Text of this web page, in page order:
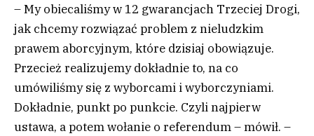
– My obiecaliśmy w 12 gwarancjach Trzeciej Drogi,
jak chcemy rozwiązać problem z nieludzkim
prawem aborcyjnym, które dzisiaj obowiązuje.
Przecież realizujemy dokładnie to, na co
umówiliśmy się z wyborcami i wyborczyniami.
Dokładnie, punkt po punkcie. Czyli najpierw
ustawa, a potem wołanie o referendum – mówił. –